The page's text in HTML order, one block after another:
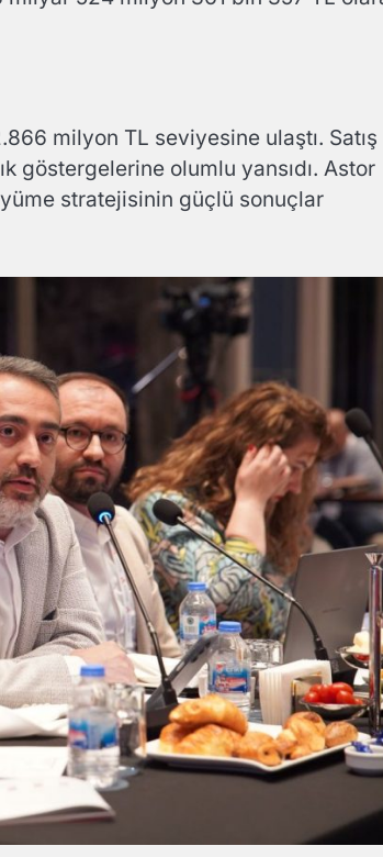
milyon TL seviyesine ulaştı. Satış
göstergelerine olumlu yansıdı. Astor
stratejisinin güçlü sonuçlar